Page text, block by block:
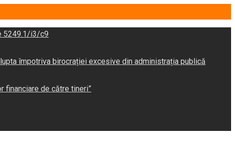
5249.1/i3/c9
lupta împotriva birocrației excesive din administrația publică
financiare de către tineri”